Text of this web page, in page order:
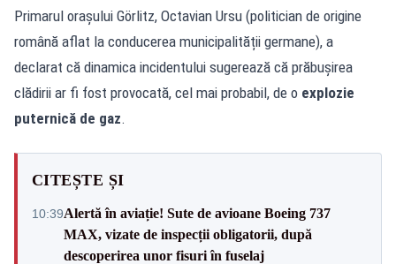
Primarul orașului Görlitz, Octavian Ursu (politician de origine
română aflat la conducerea municipalității germane), a
declarat că dinamica incidentului sugerează că prăbușirea
clădirii ar fi fost provocată, cel mai probabil, de o explozie
puternică de gaz.
CITEȘTE ȘI
10:39Alertă în aviație! Sute de avioane Boeing 737
MAX, vizate de inspecții obligatorii, după
descoperirea unor fisuri în fuselaj